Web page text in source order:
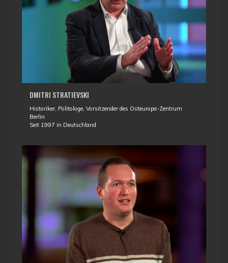
DMITRI STRATIEVSKI
Historiker, Politologe, Vorsitzender des Osteuropa-Zentrum
Berlin
Seit 1997 in Deutschland